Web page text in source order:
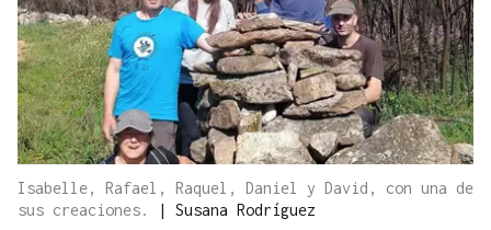
Isabelle, Rafael, Raquel, Daniel y David, con una de
sus creaciones.
| Susana Rodríguez